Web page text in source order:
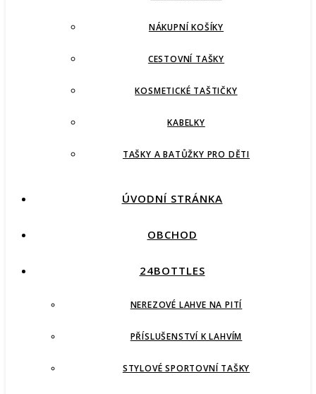
NÁKUPNÍ KOŠÍKY
CESTOVNÍ TAŠKY
KOSMETICKÉ TAŠTIČKY
KABELKY
TAŠKY A BATŮŽKY PRO DĚTI
ÚVODNÍ STRÁNKA
OBCHOD
24BOTTLES
NEREZOVÉ LAHVE NA PITÍ
PŘÍSLUŠENSTVÍ K LAHVÍM
STYLOVÉ SPORTOVNÍ TAŠKY